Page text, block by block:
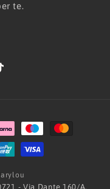
te.
- Via Dante 160/A,